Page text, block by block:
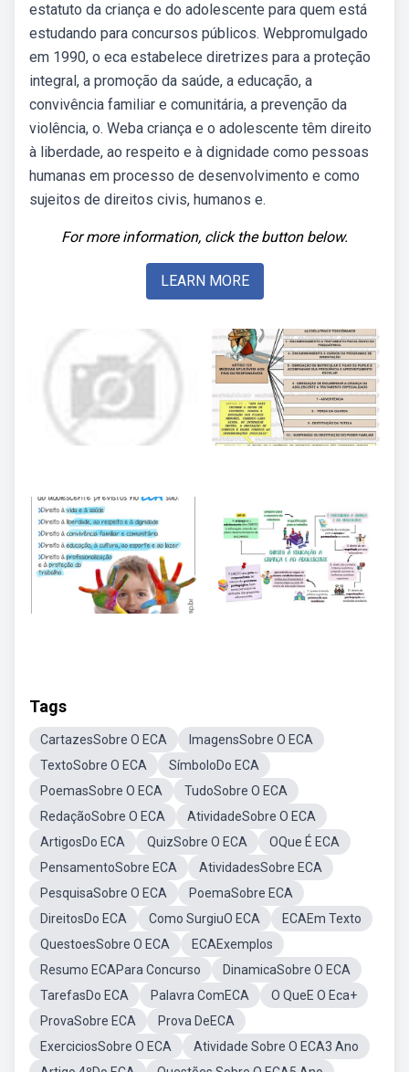
estatuto da criança e do adolescente para quem está
estudando para concursos públicos. Webpromulgado
em 1990, o eca estabelece diretrizes para a proteção
integral, a promoção da saúde, a educação, a
convivência familiar e comunitária, a prevenção da
violência, o. Weba criança e o adolescente têm direito
à liberdade, ao respeito e à dignidade como pessoas
humanas em processo de desenvolvimento e como
sujeitos de direitos civis, humanos e.
For more information, click the button below.
LEARN MORE
Tags
CartazesSobre O ECA
ImagensSobre O ECA
TextoSobre O ECA
SímboloDo ECA
PoemasSobre O ECA
TudoSobre O ECA
RedaçãoSobre O ECA
AtividadeSobre O ECA
ArtigosDo ECA
QuizSobre O ECA
OQue É ECA
PensamentoSobre ECA
AtividadesSobre ECA
PesquisaSobre O ECA
PoemaSobre ECA
DireitosDo ECA
Como SurgiuO ECA
ECAEm Texto
QuestoesSobre O ECA
ECAExemplos
Resumo ECAPara Concurso
DinamicaSobre O ECA
TarefasDo ECA
Palavra ComECA
O QueE O Eca+
ProvaSobre ECA
Prova DeECA
ExerciciosSobre O ECA
Atividade Sobre O ECA3 Ano